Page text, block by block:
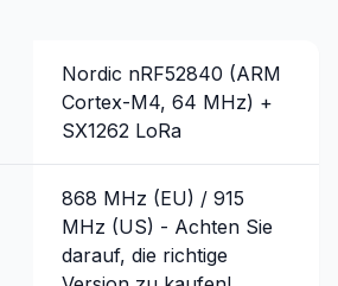
Nordic nRF52840 (ARM
Cortex-M4, 64 MHz) +
SX1262 LoRa
868 MHz (EU) / 915
MHz (US) - Achten Sie
darauf, die richtige